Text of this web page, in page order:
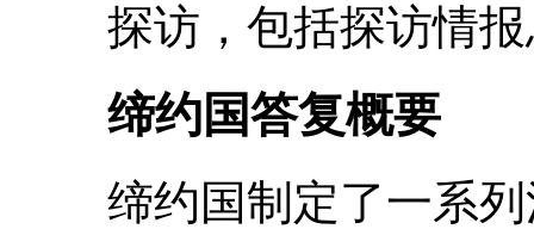
探访，包括探访情
缔约国答复概要
缔约国制定了一系